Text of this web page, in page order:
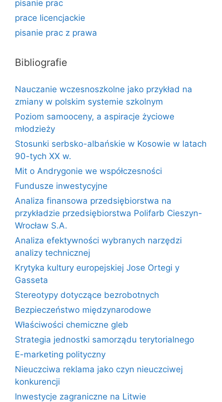
pisanie prac
prace licencjackie
pisanie prac z prawa
Bibliografie
Nauczanie wczesnoszkolne jako przykład na
zmiany w polskim systemie szkolnym
Poziom samooceny, a aspiracje życiowe
młodzieży
Stosunki serbsko-albańskie w Kosowie w latach
90-tych XX w.
Mit o Andrygonie we współczesności
Fundusze inwestycyjne
Analiza finansowa przedsiębiorstwa na
przykładzie przedsiębiorstwa Polifarb Cieszyn-
Wrocław S.A.
Analiza efektywności wybranych narzędzi
analizy technicznej
Krytyka kultury europejskiej Jose Ortegi y
Gasseta
Stereotypy dotyczące bezrobotnych
Bezpieczeństwo międzynarodowe
Właściwości chemiczne gleb
Strategia jednostki samorządu terytorialnego
E-marketing polityczny
Nieuczciwa reklama jako czyn nieuczciwej
konkurencji
Inwestycje zagraniczne na Litwie